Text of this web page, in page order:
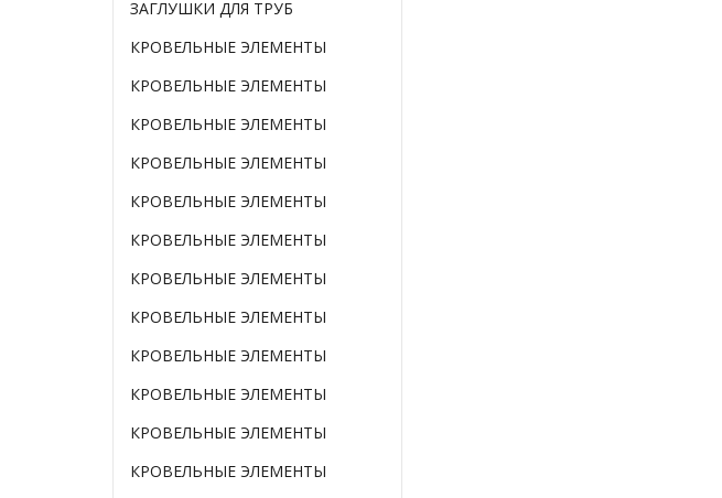
ЗАГЛУШКИ ДЛЯ ТРУБ
КРОВЕЛЬНЫЕ ЭЛЕМЕНТЫ
КРОВЕЛЬНЫЕ ЭЛЕМЕНТЫ
КРОВЕЛЬНЫЕ ЭЛЕМЕНТЫ
КРОВЕЛЬНЫЕ ЭЛЕМЕНТЫ
КРОВЕЛЬНЫЕ ЭЛЕМЕНТЫ
КРОВЕЛЬНЫЕ ЭЛЕМЕНТЫ
КРОВЕЛЬНЫЕ ЭЛЕМЕНТЫ
КРОВЕЛЬНЫЕ ЭЛЕМЕНТЫ
КРОВЕЛЬНЫЕ ЭЛЕМЕНТЫ
КРОВЕЛЬНЫЕ ЭЛЕМЕНТЫ
КРОВЕЛЬНЫЕ ЭЛЕМЕНТЫ
КРОВЕЛЬНЫЕ ЭЛЕМЕНТЫ